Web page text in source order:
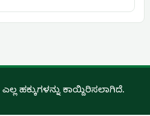
ಹಕ್ಕುಗಳನ್ನು ಕಾಯ್ದಿರಿಸಲಾಗಿದೆ.